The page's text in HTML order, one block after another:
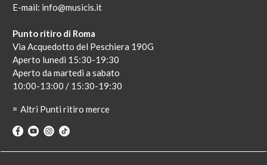
E-mail: info@musicis.it
Punto ritiro di Roma
Via Acquedotto del Peschiera 190G
Aperto lunedi 15:30-19:30
Aperto da martedi a sabato
10:00-13:00 / 15:30-19:30
Altri Punti ritiro merce